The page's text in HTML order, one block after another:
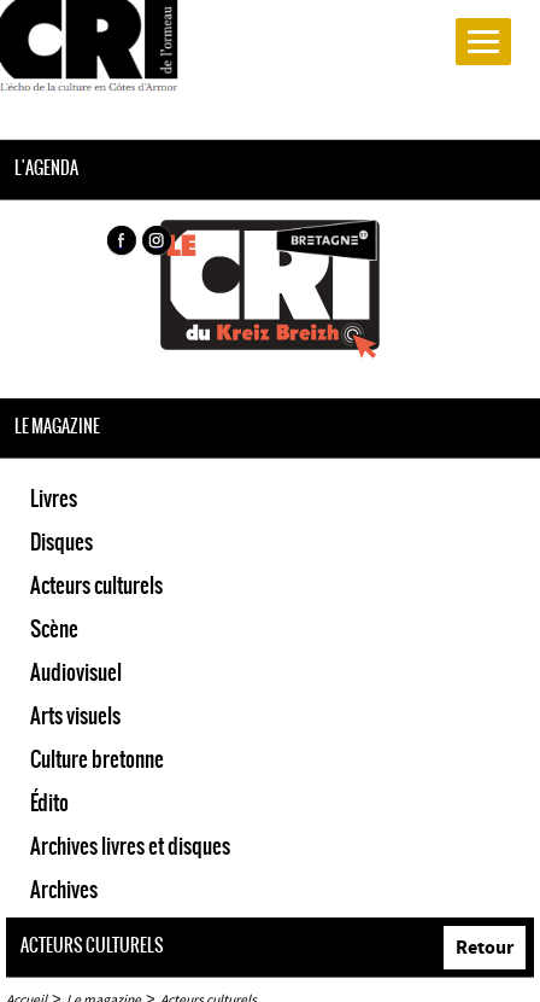
L'AGENDA
LE MAGAZINE
Livres
Disques
Acteurs culturels
Scène
Audiovisuel
Arts visuels
Culture bretonne
Édito
Archives livres et disques
Archives
ACTEURS CULTURELS Retour